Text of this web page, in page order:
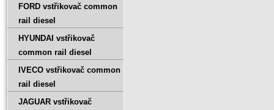
FORD vstřikovač common
rail diesel
HYUNDAI vstřikovač
common rail diesel
IVECO vstřikovač common
rail diesel
JAGUAR vstřikovač